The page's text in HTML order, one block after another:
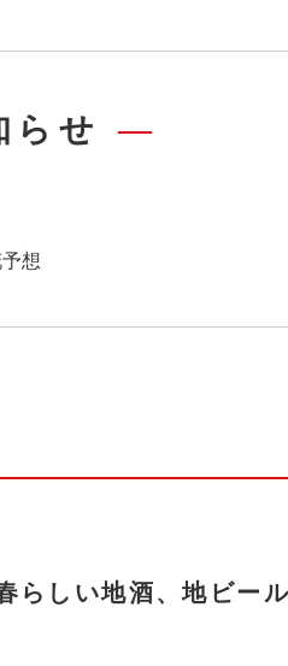
らせ
想
らしい地酒、地ビー